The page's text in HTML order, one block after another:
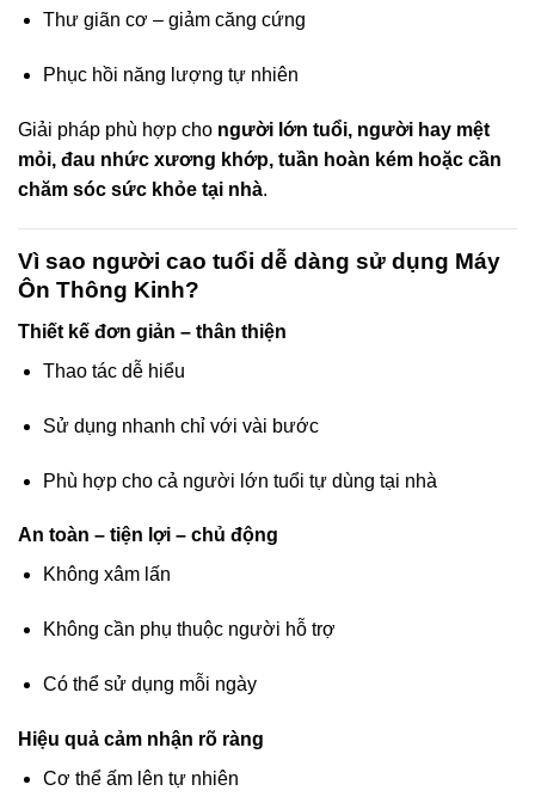
Thư giãn cơ – giảm căng cứng
Phục hồi năng lượng tự nhiên
Giải pháp phù hợp cho người lớn tuổi, người hay mệt
mỏi, đau nhức xương khớp, tuần hoàn kém hoặc cần
chăm sóc sức khỏe tại nhà.
Vì sao người cao tuổi dễ dàng sử dụng Máy
Ôn Thông Kinh?
Thiết kế đơn giản – thân thiện
Thao tác dễ hiểu
Sử dụng nhanh chỉ với vài bước
Phù hợp cho cả người lớn tuổi tự dùng tại nhà
An toàn – tiện lợi – chủ động
Không xâm lấn
Không cần phụ thuộc người hỗ trợ
Có thể sử dụng mỗi ngày
Hiệu quả cảm nhận rõ ràng
Cơ thể ấm lên tự nhiên